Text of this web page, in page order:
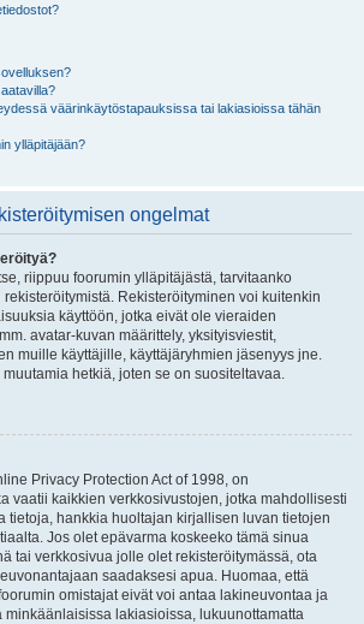
väärinkäytöstapauksissa tai lakiasioissa tähän
ylläpitäjään?
ongelmat
riippuu foorumin ylläpitäjästä, tarvitaanko
Rekisteröityminen voi kuitenkin
käyttöön, jotka eivät ole vieraiden
avatar-kuvan määrittely, yksityisviestit,
muille käyttäjille, käyttäjäryhmien jäsenyys jne.
hetkiä, joten se on suositeltavaa.
Privacy Protection Act of 1998, on
vaatii kaikkien verkkosivustojen, jotka mahdollisesti
tietoja, hankkia huoltajan kirjallisen luvan tietojen
Jos olet epävarma koskeeko tämä sinua
tai verkkosivua jolle olet rekisteröitymässä, ota
saadaksesi apua. Huomaa, että
omistajat eivät voi antaa lakineuvontaa ja
lakiasioissa, lukuunottamatta